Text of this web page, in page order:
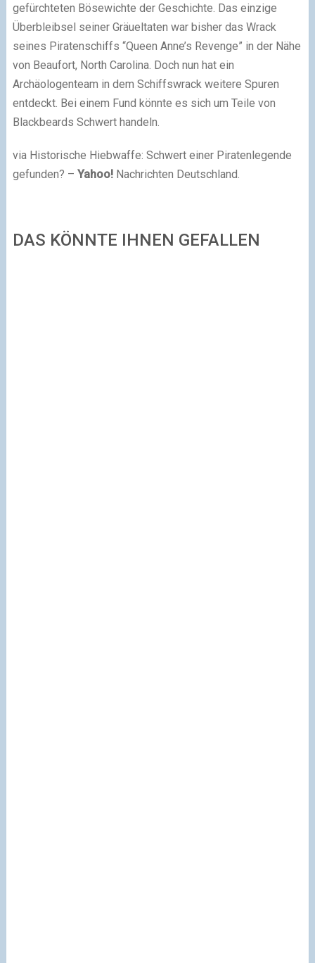
gefürchteten Bösewichte der Geschichte. Das einzige
Überbleibsel seiner Gräueltaten war bisher das Wrack
seines Piratenschiffs “Queen Anne’s Revenge” in der Nähe
von Beaufort, North Carolina. Doch nun hat ein
Archäologenteam in dem Schiffswrack weitere Spuren
entdeckt. Bei einem Fund könnte es sich um Teile von
Blackbeards Schwert handeln.
via Historische Hiebwaffe: Schwert einer Piratenlegende
gefunden? – Yahoo!Nachrichten Deutschland.
DAS KÖNNTE IHNEN GEFALLEN